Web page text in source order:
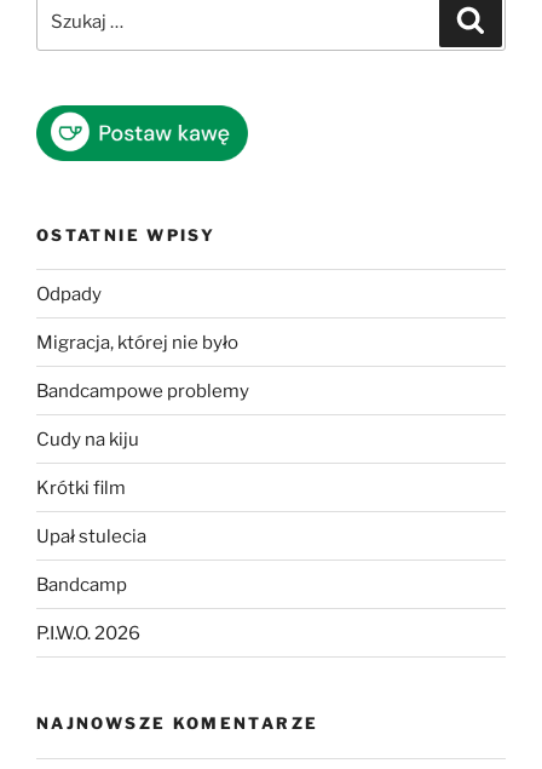
OSTATNIE WPISY
Odpady
Migracja, której nie było
Bandcampowe problemy
Cudy na kiju
Krótki film
Upał stulecia
Bandcamp
P.I.W.O. 2026
NAJNOWSZE KOMENTARZE